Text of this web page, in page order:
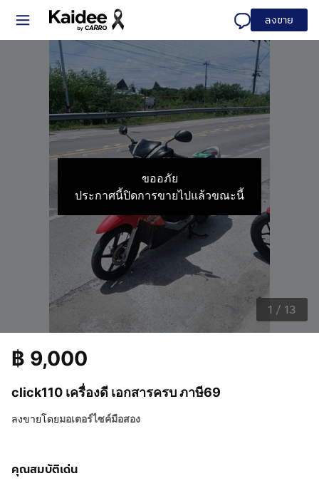
ลงขาย
ขออภัย
ประกาศนี้ปิดการขายไปแล้วขณะนี้
1 / 13
click110 เครื่องดี เอกสารครบ ภาษี69
฿ 9,000
ลงขายโดยมอเตอร์ไซค์มือสอง
คุณสมบัติเด่น